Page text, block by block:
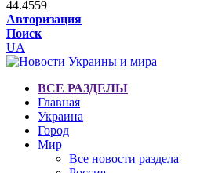
44.4559
Авторизация
Поиск
UA
ВСЕ РАЗДЕЛЫ
Главная
Украина
Город
Мир
Все новости раздела